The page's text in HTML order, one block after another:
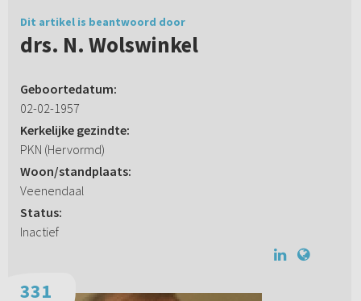
Dit artikel is beantwoord door
drs. N. Wolswinkel
Geboortedatum:
02-02-1957
Kerkelijke gezindte:
PKN (Hervormd)
Woon/standplaats:
Veenendaal
Status:
Inactief
331